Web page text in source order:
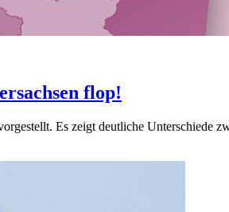
flop!
Es zeigt deutliche Unterschiede